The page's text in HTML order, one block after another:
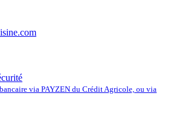
via PAYZEN du Crédit Agricole, ou via